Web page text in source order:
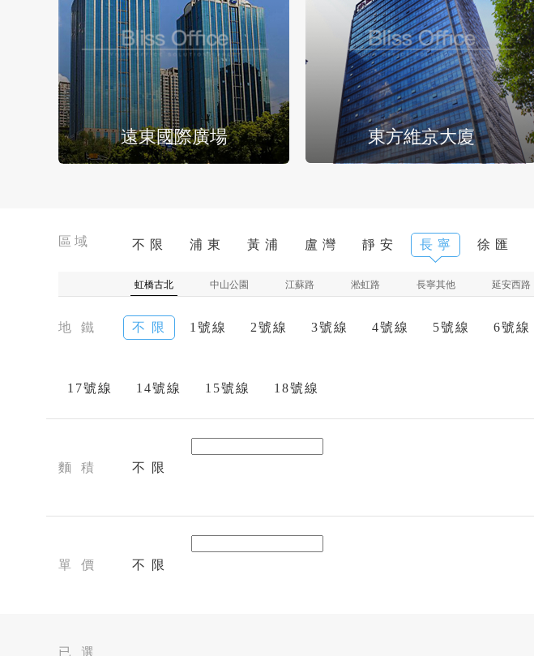
遠東國際廣場 東方維京大廈
區域 不 限 浦 東 黃 浦 盧 灣 靜 安 長 寧 徐 匯
虹橋古北 中山公園 江蘇路 淞虹路 長寧其他 延安西路
地 鐵 不 限 1號線 2號線 3號線 4號線 5號線 6號線
17號線 14號線 15號線 18號線
麵 積 不 限
單 價 不 限
已 選